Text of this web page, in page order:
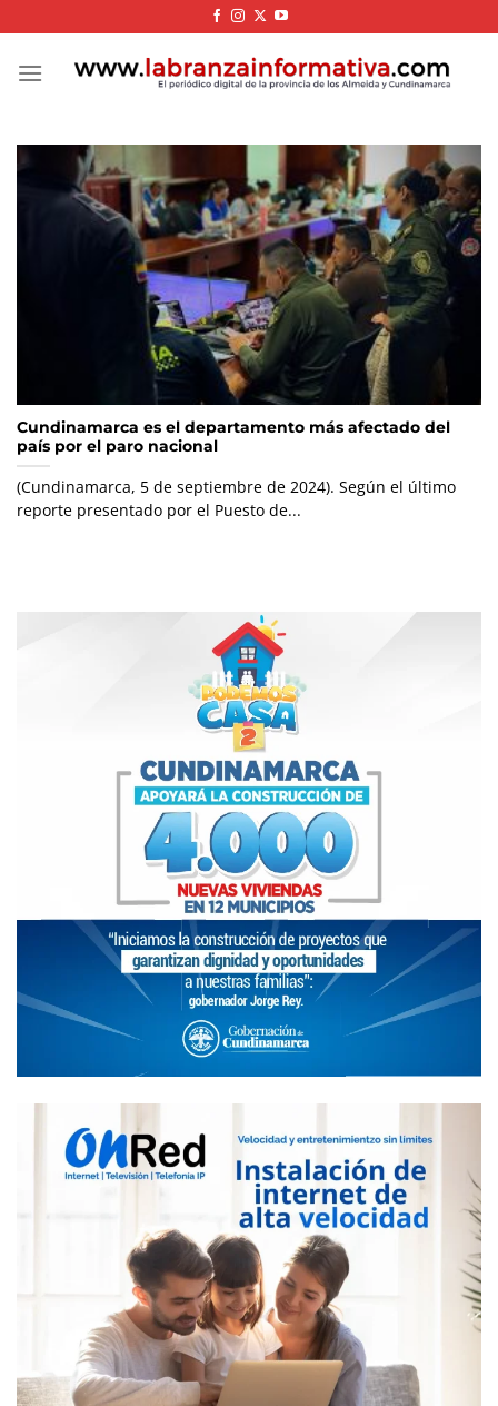
to
content
Cundinamarca es el departamento más afectado del
país por el paro nacional
(Cundinamarca, 5 de septiembre de 2024). Según el último
reporte presentado por el Puesto de...